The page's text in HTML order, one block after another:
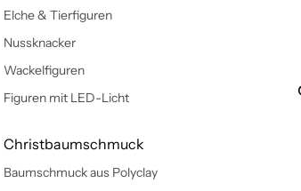
Elche & Tierfiguren
Nussknacker
Wackelfiguren
Figuren mit LED-Licht
Christbaumschmuck
Baumschmuck aus Polyclay